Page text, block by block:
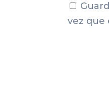
vez que